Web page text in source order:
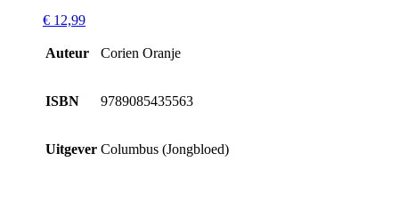
€ 12,99
Auteur Corien Oranje
ISBN 9789085435563
Uitgever Columbus (Jongbloed)